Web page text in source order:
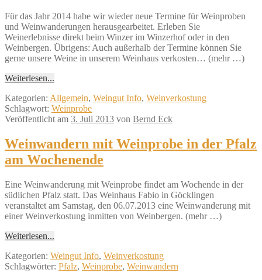
Für das Jahr 2014 habe wir wieder neue Termine für Weinproben
und Weinwanderungen herausgearbeitet. Erleben Sie
Weinerlebnisse direkt beim Winzer im Winzerhof oder in den
Weinbergen. Übrigens: Auch außerhalb der Termine können Sie
gerne unsere Weine in unserem Weinhaus verkosten… (mehr …)
Weiterlesen...
Kategorien: Allgemein, Weingut Info, Weinverkostung
Schlagwort: Weinprobe
Veröffentlicht am 3. Juli 2013 von Bernd Eck
Weinwandern mit Weinprobe in der Pfalz
am Wochenende
Eine Weinwanderung mit Weinprobe findet am Wochende in der
südlichen Pfalz statt. Das Weinhaus Fabio in Göcklingen
veranstaltet am Samstag, den 06.07.2013 eine Weinwanderung mit
einer Weinverkostung inmitten von Weinbergen. (mehr …)
Weiterlesen...
Kategorien: Weingut Info, Weinverkostung
Schlagwörter: Pfalz, Weinprobe, Weinwandern